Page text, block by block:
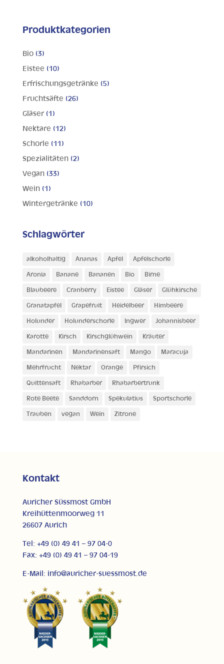
Produktkategorien
Bio (3)
Eistee (10)
Erfrischungsgetränke (5)
Fruchtsäfte (26)
Gläser (1)
Nektare (12)
Schorle (11)
Spezialitäten (2)
Vegan (33)
Wein (1)
Wintergetränke (10)
Schlagwörter
alkoholhaltig Ananas Apfel Apfelschorle
Aronia Banane Bananen Bio Birne
Blaubeere Cranberry Eistee Gläser Glühkirsche
Granatapfel Grapefruit Heidelbeer Himbeere
Holunder Holunderschorle Ingwer Johannisbeer
Karotte Kirsch Kirschglühwein Kräuter
Mandarinen Mandarinensaft Mango Maracuja
Mehrfrucht Nektar Orange Pfirsich
Quittensaft Rhabarber Rhabarbertrunk
Rote Beete Sanddorn Spekulatius Sportschorle
Trauben vegan Wein Zitrone
Kontakt
Auricher Süssmost GmbH
Kreihüttenmoorweg 11
26607 Aurich
Tel: +49 (0) 49 41 – 97 04-0
Fax: +49 (0) 49 41 – 97 04-19
E-Mail: info@auricher-suessmost.de